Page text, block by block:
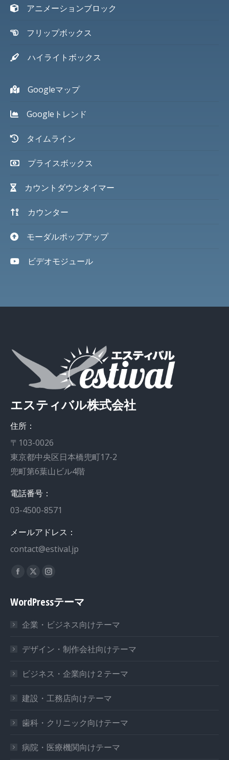
アニメーションブロック
フリップボックス
ハイライトボックス
Googleマップ
Googleトレンド
タイムライン
プライスボックス
カウントダウンタイマー
カウンター
モーダルポップアップ
ビデオモジュール
エスティバル株式会社
住所：
〒103-0026
東京都中央区日本橋兜町17-2
兜町第6葉山ビル4階
電話番号：
03-4500-8571
メールアドレス：
contact@estival.jp
私達を見つけてください：
Facebook
opens
new
window
X
opens
new
window
Instagram
opens
new
window
WordPressテーマ
企業・ビジネス向けテーマ
デザイン・制作会社向けテーマ
ビジネス・企業向け２テーマ
建設・工務店向けテーマ
歯科・クリニック向けテーマ
病院・医療機関向けテーマ